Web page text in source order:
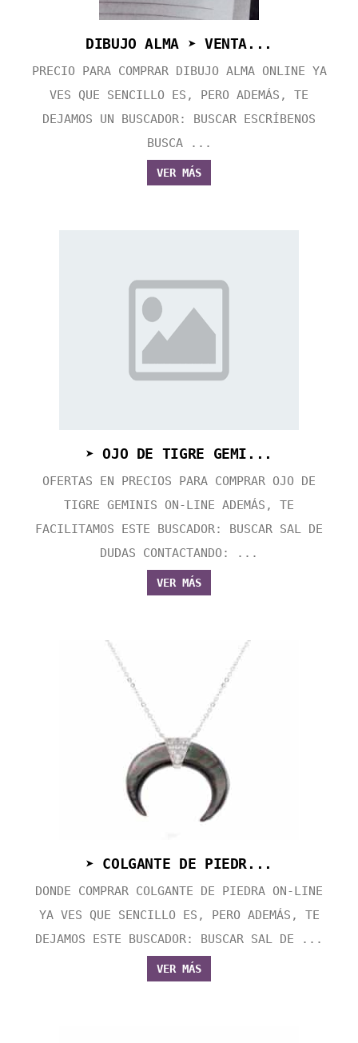
DIBUJO ALMA ➤ VENTA...
PRECIO PARA COMPRAR DIBUJO ALMA ONLINE YA
VES QUE SENCILLO ES, PERO ADEMÁS, TE
DEJAMOS UN BUSCADOR: BUSCAR ESCRÍBENOS
BUSCA ...
VER MÁS
➤ OJO DE TIGRE GEMI...
OFERTAS EN PRECIOS PARA COMPRAR OJO DE
TIGRE GEMINIS ON-LINE ADEMÁS, TE
FACILITAMOS ESTE BUSCADOR: BUSCAR SAL DE
DUDAS CONTACTANDO: ...
VER MÁS
➤ COLGANTE DE PIEDR...
DONDE COMPRAR COLGANTE DE PIEDRA ON-LINE
YA VES QUE SENCILLO ES, PERO ADEMÁS, TE
DEJAMOS ESTE BUSCADOR: BUSCAR SAL DE ...
VER MÁS